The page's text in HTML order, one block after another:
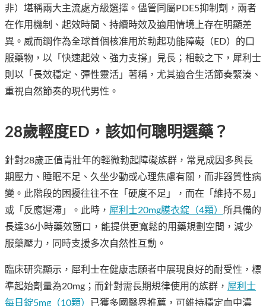
非）堪稱兩大主流處方級選擇。儘管同屬PDE5抑制劑，兩者
在作用機制、起效時間、持續時效及適用情境上存在明顯差
異。威而鋼作為全球首個核准用於勃起功能障礙（ED）的口
服藥物，以「快速起效、強力支撐」見長；相較之下，犀利士
則以「長效穩定、彈性靈活」著稱，尤其適合生活節奏緊湊、
重視自然節奏的現代男性。
28歲輕度ED，該如何聰明選藥？
針對28歲正值青壯年的輕微勃起障礙族群，常見成因多與長
期壓力、睡眠不足、久坐少動或心理焦慮有關，而非器質性病
變。此階段的困擾往往不在「硬度不足」，而在「維持不易」
或「反應遲滯」。此時， 犀利士20mg膜衣錠（4顆） 所具備的
長達36小時藥效窗口，能提供更寬鬆的用藥規劃空間，減少
服藥壓力，同時支援多次自然性互動。
臨床研究顯示，犀利士在健康志願者中展現良好的耐受性，標
準起始劑量為20mg；而針對需長期規律使用的族群， 犀利士
每日錠5mg（10顆）
已獲多國醫界推薦，可維持穩定血中濃